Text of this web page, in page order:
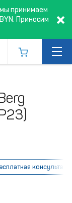
принимаем
Приносим